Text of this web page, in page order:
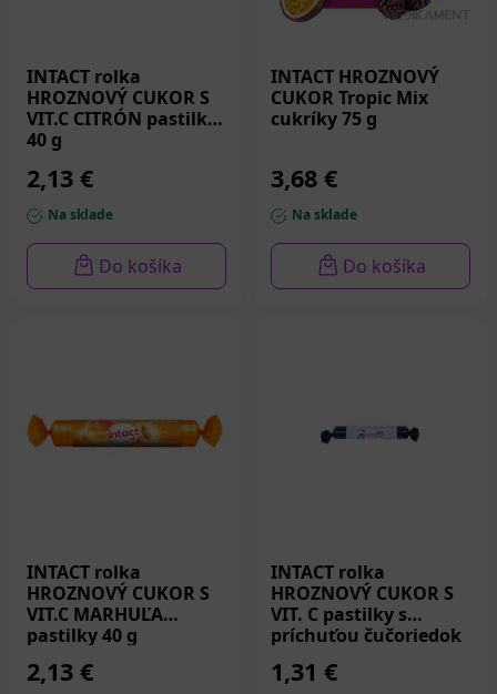
INTACT rolka
HROZNOVÝ CUKOR S
VIT.C CITRÓN pastilky
40 g
2,13 €
Na sklade
Do košíka
INTACT HROZNOVÝ
CUKOR Tropic Mix
cukríky 75 g
3,68 €
Na sklade
Do košíka
INTACT rolka
HROZNOVÝ CUKOR S
VIT.C MARHUĽA
pastilky 40 g
2,13 €
INTACT rolka
HROZNOVÝ CUKOR S
VIT. C pastilky s
príchuťou čučoriedok
1,31 €